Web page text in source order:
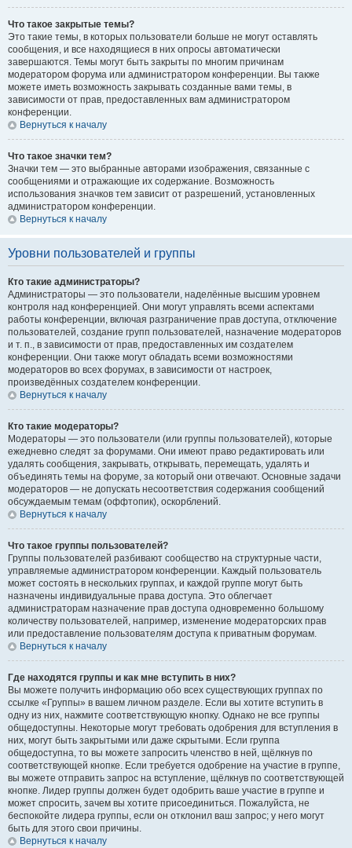
Что такое закрытые темы?
Это такие темы, в которых пользователи больше не могут оставлять
сообщения, и все находящиеся в них опросы автоматически
завершаются. Темы могут быть закрыты по многим причинам
модератором форума или администратором конференции. Вы также
можете иметь возможность закрывать созданные вами темы, в
зависимости от прав, предоставленных вам администратором
конференции.
Вернуться к началу
Что такое значки тем?
Значки тем — это выбранные авторами изображения, связанные с
сообщениями и отражающие их содержание. Возможность
использования значков тем зависит от разрешений, установленных
администратором конференции.
Вернуться к началу
Уровни пользователей и группы
Кто такие администраторы?
Администраторы — это пользователи, наделённые высшим уровнем
контроля над конференцией. Они могут управлять всеми аспектами
работы конференции, включая разграничение прав доступа, отключение
пользователей, создание групп пользователей, назначение модераторов
и т. п., в зависимости от прав, предоставленных им создателем
конференции. Они также могут обладать всеми возможностями
модераторов во всех форумах, в зависимости от настроек,
произведённых создателем конференции.
Вернуться к началу
Кто такие модераторы?
Модераторы — это пользователи (или группы пользователей), которые
ежедневно следят за форумами. Они имеют право редактировать или
удалять сообщения, закрывать, открывать, перемещать, удалять и
объединять темы на форуме, за который они отвечают. Основные задачи
модераторов — не допускать несоответствия содержания сообщений
обсуждаемым темам (оффтопик), оскорблений.
Вернуться к началу
Что такое группы пользователей?
Группы пользователей разбивают сообщество на структурные части,
управляемые администратором конференции. Каждый пользователь
может состоять в нескольких группах, и каждой группе могут быть
назначены индивидуальные права доступа. Это облегчает
администраторам назначение прав доступа одновременно большому
количеству пользователей, например, изменение модераторских прав
или предоставление пользователям доступа к приватным форумам.
Вернуться к началу
Где находятся группы и как мне вступить в них?
Вы можете получить информацию обо всех существующих группах по
ссылке «Группы» в вашем личном разделе. Если вы хотите вступить в
одну из них, нажмите соответствующую кнопку. Однако не все группы
общедоступны. Некоторые могут требовать одобрения для вступления в
них, могут быть закрытыми или даже скрытыми. Если группа
общедоступна, то вы можете запросить членство в ней, щёлкнув по
соответствующей кнопке. Если требуется одобрение на участие в группе,
вы можете отправить запрос на вступление, щёлкнув по соответствующей
кнопке. Лидер группы должен будет одобрить ваше участие в группе и
может спросить, зачем вы хотите присоединиться. Пожалуйста, не
беспокойте лидера группы, если он отклонил ваш запрос; у него могут
быть для этого свои причины.
Вернуться к началу